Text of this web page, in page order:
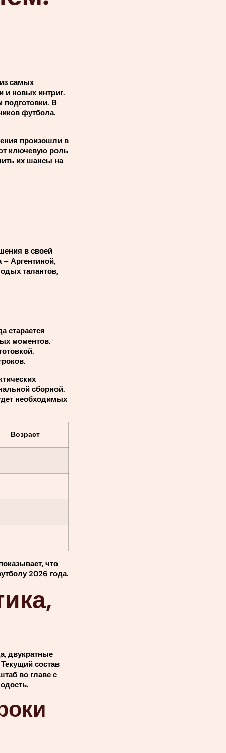
самых
и новых интриг.
В
футбола.
произошли в
ключевую роль
их шансы на
в своей
Аргентиной,
талантов,
старается
моментов.
сборной.
необходимых
Возраст
что
2026 года.
двукратные
состав
во главе с